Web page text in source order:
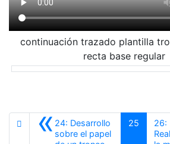
continuación trazado plantilla
recta base regular
«24: Desarrollo
sobre el papel
25
26: